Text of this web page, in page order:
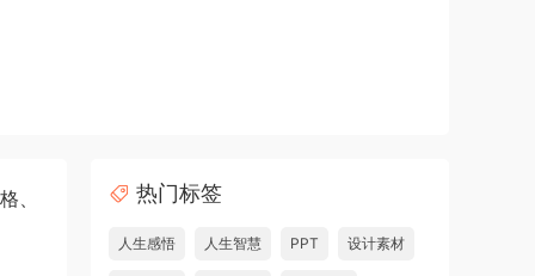
、 热门标签
人生感悟 人生智慧 PPT 设计素材